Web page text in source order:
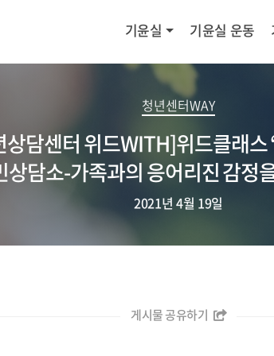
기윤실 기윤실 운동
청년센터WAY
담센터 위드WITH]위드클래스
상담소-가족과의 응어리진 감정
2021년 4월 19일
게시물 공유하기